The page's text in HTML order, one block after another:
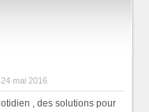
24 mai 2016
, des solutions pour